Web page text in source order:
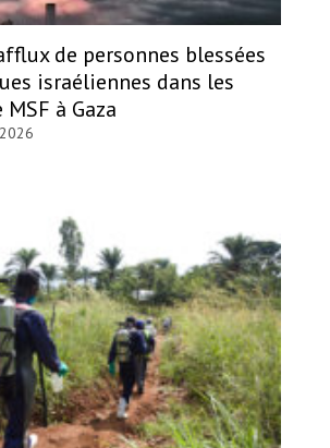
de personnes blessées
israéliennes dans les
à Gaza